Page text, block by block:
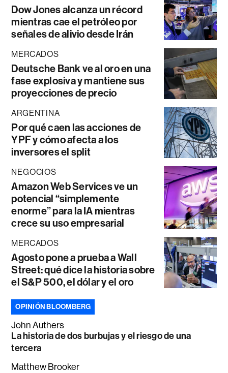
Dow Jones alcanza un récord
mientras cae el petróleo por
señales de alivio desde Irán
MERCADOS
Deutsche Bank ve al oro en una
fase explosiva y mantiene sus
proyecciones de precio
ARGENTINA
Por qué caen las acciones de
YPF y cómo afecta a los
inversores el split
NEGOCIOS
Amazon Web Services ve un
potencial “simplemente
enorme” para la IA mientras
crece su uso empresarial
MERCADOS
Agosto pone a prueba a Wall
Street: qué dice la historia sobre
el S&P 500, el dólar y el oro
OPINIÓN BLOOMBERG
John Authers
La historia de dos burbujas y el riesgo de una
tercera
Matthew Brooker